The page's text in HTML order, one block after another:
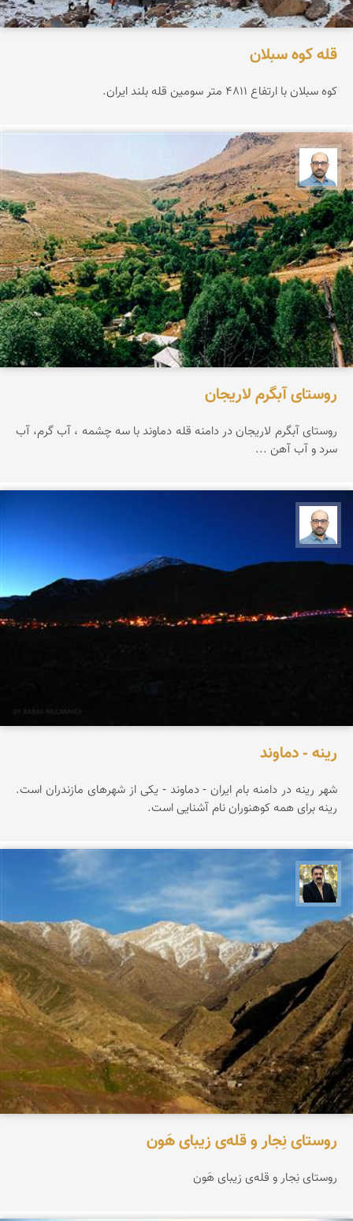
قله كوه سبلان
كوه سبلان با ارتفاع 4811 متر سومین قله بلند ایران.
بابک ارجمندی
روستای آبگرم لاریجان
روستای آبگرم لاریجان در دامنه قله دماوند با سه چشمه ، آب گرم، آب
سرد و آب آهن ...
رینه - دماوند
شهر رینه در دامنه بام ایران - دماوند - یکی از شهرهای مازندران است.
رینه برای همه کوهنوران نام آشنایی است.
روستای نِجار و قله‌ی زیبای هَون
روستای نِجار و قله‌ی زیبای هَون